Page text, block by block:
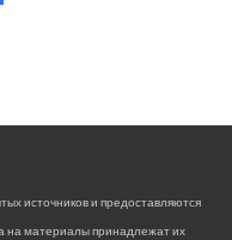
источников и предоставляются
на материалы принадлежат их